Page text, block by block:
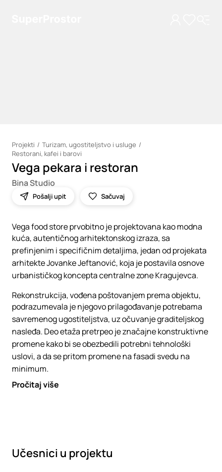
Loading
Projekti
Turizam, ugostiteljstvo i usluge
Restorani, kafei i barovi
Vega pekara i restoran
Bina Studio
Pošalji upit Sačuvaj
Vega food store prvobitno je projektovana kao modna
kuća, autentičnog arhitektonskog izraza, sa
prefinjenim i specifičnim detaljima, jedan od projekata
arhitekte Jovanke Jeftanović, koja je postavila osnove
urbanističkog koncepta centralne zone Kragujevca.
Rekonstrukcija, vođena poštovanjem prema objektu,
podrazumevala je njegovo prilagođavanje potrebama
savremenog ugostiteljstva, uz očuvanje graditeljskog
nasleđa. Deo etaža pretrpeo je značajne konstruktivne
promene kako bi se obezbedili potrebni tehnološki
uslovi, a da se pritom promene na fasadi svedu na
minimum.
Pročitaj više
Učesnici u projektu